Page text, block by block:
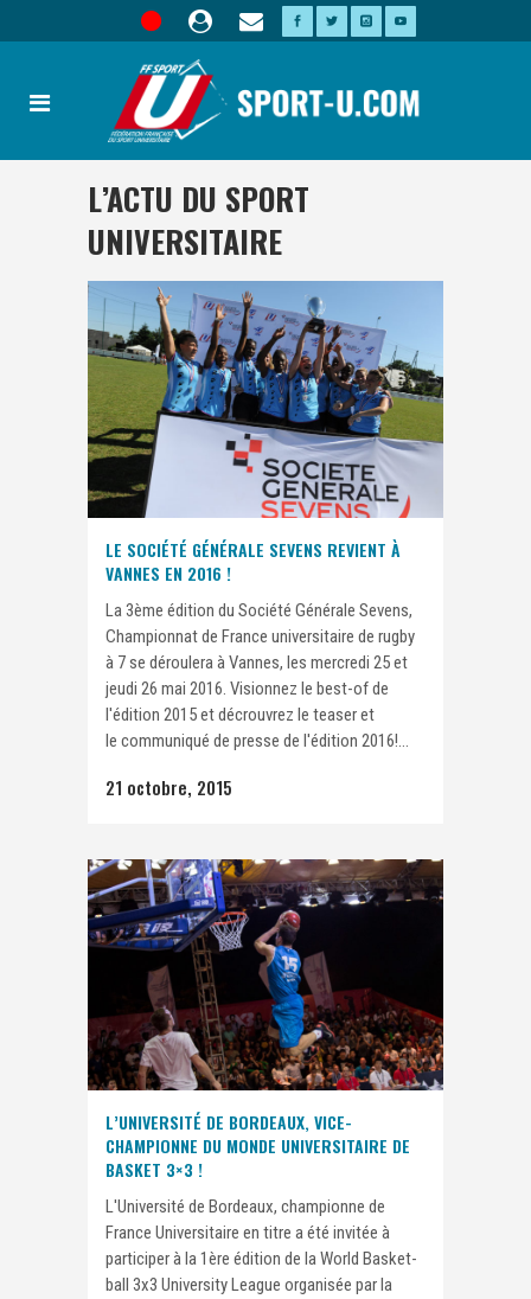
L’ACTU DU SPORT
UNIVERSITAIRE
LE SOCIÉTÉ GÉNÉRALE SEVENS REVIENT À
VANNES EN 2016 !
La 3ème édition du Société Générale Sevens,
Championnat de France universitaire de rugby
à 7 se déroulera à Vannes, les mercredi 25 et
jeudi 26 mai 2016. Visionnez le best-of de
l'édition 2015 et décrouvrez le teaser et
le communiqué de presse de l'édition 2016!...
21 octobre, 2015
L’UNIVERSITÉ DE BORDEAUX, VICE-
CHAMPIONNE DU MONDE UNIVERSITAIRE DE
BASKET 3×3 !
L'Université de Bordeaux, championne de
France Universitaire en titre a été invitée à
participer à la 1ère édition de la World Basket-
ball 3x3 University League organisée par la